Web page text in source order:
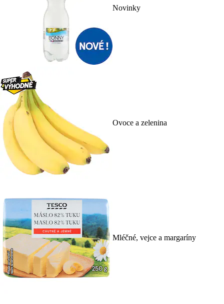
Novinky
Ovoce a zelenina
Mléčné, vejce a margaríny